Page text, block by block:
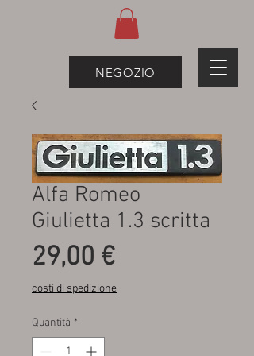
NEGOZIO
Alfa Romeo
Giulietta 1.3 scritta
29,00 €Prezzo
costi di spedizione
Quantità *